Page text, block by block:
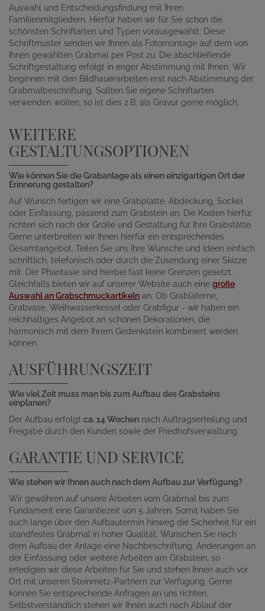
Auswahl und Entscheidungsfindung mit Ihren
Familienmitgliedern. Hierfür haben wir für Sie schon die
schönsten Schriftarten und Typen vorausgewählt. Diese
Schriftmuster senden wir Ihnen als Fotomontage auf dem von
Ihnen gewählten Grabmal per Post zu. Die abschließende
Schriftgestaltung erfolgt in enger Abstimmung mit Ihnen. Wir
beginnen mit den Bildhauerarbeiten erst nach Abstimmung der
Grabmalbeschriftung. Sollten Sie eigene Schriftarten
verwenden wollen, so ist dies z.B. als Gravur gerne möglich.
WEITERE
GESTALTUNGSOPTIONEN
Wie können Sie die Grabanlage als einen einzigartigen Ort der
Erinnerung gestalten?
Auf Wunsch fertigen wir eine Grabplatte, Abdeckung, Sockel
oder Einfassung, passend zum Grabstein an. Die Kosten hierfür
richten sich nach der Größe und Gestaltung für Ihre Grabstätte.
Gerne unterbreiten wir Ihnen hierfür ein entsprechendes
Gesamtangebot. Teilen Sie uns Ihre Wünsche und Ideen einfach
schriftlich, telefonisch oder durch die Zusendung einer Skizze
mit. Der Phantasie sind hierbei fast keine Grenzen gesetzt.
Gleichfalls bieten wir auf unserer Website auch eine große
Auswahl an Grabschmuckartikeln an. Ob Grablaterne,
Grabvase, Weihwasserkessel oder Grabfigur - wir haben ein
reichhaltiges Angebot an schönen Dekorationen, die
harmonisch mit dem Ihrem Gedenkstein kombiniert werden
können.
AUSFÜHRUNGSZEIT
Wie viel Zeit muss man bis zum Aufbau des Grabsteins
einplanen?
Der Aufbau erfolgt ca. 14 Wochen nach Auftragserteilung und
Freigabe durch den Kunden sowie der Friedhofsverwaltung.
GARANTIE UND SERVICE
Wie stehen wir Ihnen auch nach dem Aufbau zur Verfügung?
Wir gewähren auf unsere Arbeiten vom Grabmal bis zum
Fundament eine Garantiezeit von 5 Jahren. Somit haben Sie
auch lange über den Aufbautermin hinweg die Sicherheit für ein
standfestes Grabmal in hoher Qualität. Wünschen Sie nach
dem Aufbau der Anlage eine Nachbeschriftung, Änderungen an
der Einfassung oder weitere Arbeiten am Grabstein, so
erledigen wir diese Arbeiten für Sie und stehen Ihnen auch vor
Ort mit unseren Steinmetz-Partnern zur Verfügung. Gerne
können Sie entsprechende Anfragen an uns richten.
Selbstverständlich stehen wir Ihnen auch nach Ablauf der